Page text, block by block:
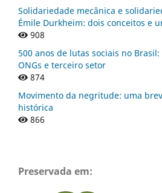
Solidariedade mecânica e
Émile Durkheim: dois conceitos e
908
500 anos de lutas sociais no
ONGs e terceiro setor
874
Movimento da negritude: uma
histórica
866
Preservada em: